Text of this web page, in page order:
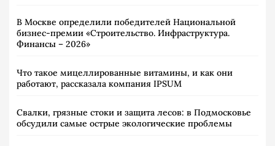
В Москве определили победителей Национальной
бизнес-премии «Строительство. Инфраструктура.
Финансы – 2026»
Что такое мицеллированные витамины, и как они
работают, рассказала компания IPSUM
Свалки, грязные стоки и защита лесов: в Подмосковье
обсудили самые острые экологические проблемы